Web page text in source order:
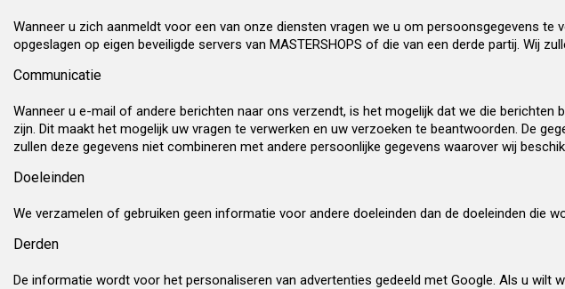
Wanneer u zich aanmeldt voor een van onze diensten vragen we u om persoonsgegevens
opgeslagen op eigen beveiligde servers van MASTERSHOPS of die van een derde partij. Wij
Communicatie
Wanneer u e-mail of andere berichten naar ons verzendt, is het mogelijk dat we die
zijn. Dit maakt het mogelijk uw vragen te verwerken en uw verzoeken te beantwoorden. De
zullen deze gegevens niet combineren met andere persoonlijke gegevens waarover wij
Doeleinden
We verzamelen of gebruiken geen informatie voor andere doeleinden dan de doeleinden die
Derden
De informatie wordt voor het personaliseren van advertenties gedeeld met Google. Als u wilt